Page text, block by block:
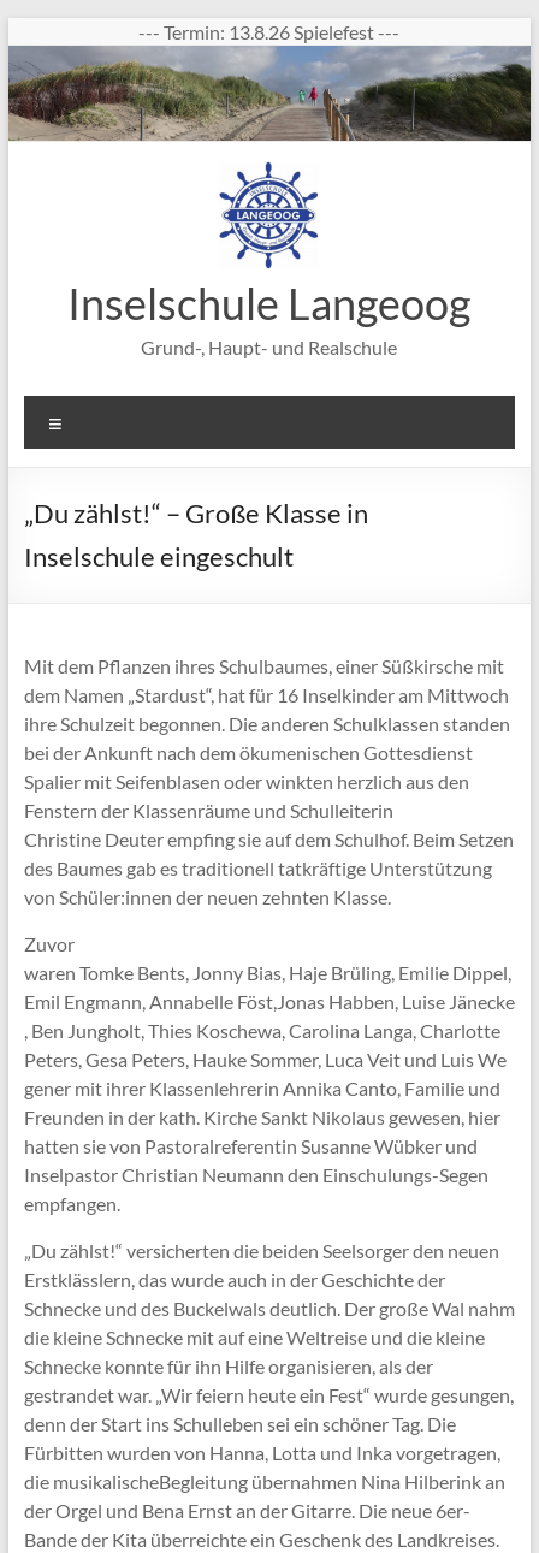
Inhalt
springen
--- Termin: 13.8.26 Spielefest ---
Inselschule Langeoog
Grund-, Haupt- und Realschule
„Du zählst!“ – Große Klasse in
Inselschule eingeschult
Mit dem Pflanzen ihres Schulbaumes, einer Süßkirsche mit
dem Namen „Stardust“, hat für 16 Inselkinder am Mittwoch
ihre Schulzeit begonnen. Die anderen Schulklassen standen
bei der Ankunft nach dem ökumenischen Gottesdienst
Spalier mit Seifenblasen oder winkten herzlich aus den
Fenstern der Klassenräume und Schulleiterin
Christine Deuter empfing sie auf dem Schulhof. Beim Setzen
des Baumes gab es traditionell tatkräftige Unterstützung
von Schüler:innen der neuen zehnten Klasse.
Zuvor
waren Tomke Bents, Jonny Bias, Haje Brüling, Emilie Dippel,
Emil Engmann, Annabelle Föst,Jonas Habben, Luise Jänecke
, Ben Jungholt, Thies Koschewa, Carolina Langa, Charlotte
Peters, Gesa Peters, Hauke Sommer, Luca Veit und Luis We
gener mit ihrer Klassenlehrerin Annika Canto, Familie und
Freunden in der kath. Kirche Sankt Nikolaus gewesen, hier
hatten sie von Pastoralreferentin Susanne Wübker und
Inselpastor Christian Neumann den Einschulungs-Segen
empfangen.
„Du zählst!“ versicherten die beiden Seelsorger den neuen
Erstklässlern, das wurde auch in der Geschichte der
Schnecke und des Buckelwals deutlich. Der große Wal nahm
die kleine Schnecke mit auf eine Weltreise und die kleine
Schnecke konnte für ihn Hilfe organisieren, als der
gestrandet war. „Wir feiern heute ein Fest“ wurde gesungen,
denn der Start ins Schulleben sei ein schöner Tag. Die
Fürbitten wurden von Hanna, Lotta und Inka vorgetragen,
die musikalischeBegleitung übernahmen Nina Hilberink an
der Orgel und Bena Ernst an der Gitarre. Die neue 6er-
Bande der Kita überreichte ein Geschenk des Landkreises.